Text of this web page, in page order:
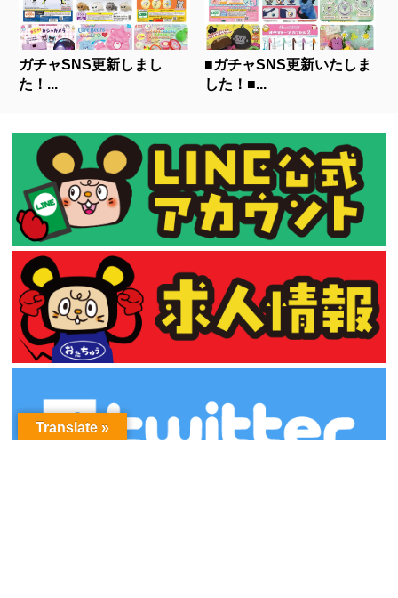
ガチャSNS更新しまし
た！...
■ガチャSNS更新いたしま
した！■...
Translate »